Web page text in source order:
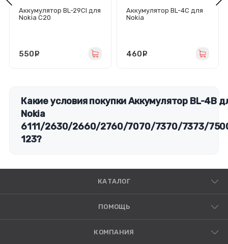
Аккумулятор BL-29CI для
Nokia C20
550
Аккумулятор BL-4C для
Nokia
460
Какие условия покупки Аккумулятор BL-4B
Nokia
6111/2630/2660/2760/7070/7370/7373/
123?
КАТАЛОГ
ПОМОЩЬ
КОМПАНИЯ